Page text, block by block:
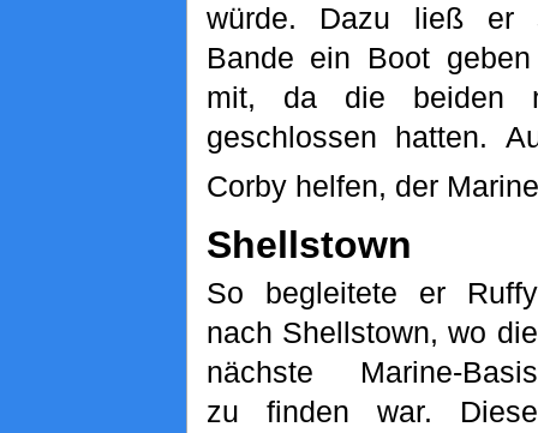
würde. Dazu ließ er
Bande ein Boot
mit, da die beiden
geschlossen hatten.
Corby helfen, der
Shellstown
So begleitete er Ruffy
nach Shellstown, wo die
nächste Marine-Basis
zu finden war. Diese